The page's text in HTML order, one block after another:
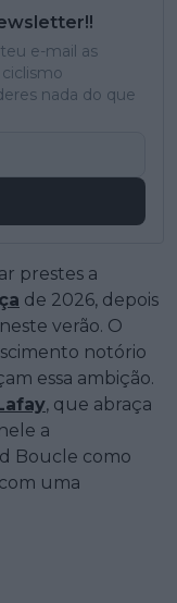
e-mail as
nada do que
prestes a
de 2026, depois
verão. O
notório
essa ambição.
, que abraça
a
Boucle como
uma